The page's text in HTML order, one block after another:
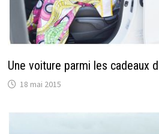
Une voiture parmi les cadeaux
18 mai 2015